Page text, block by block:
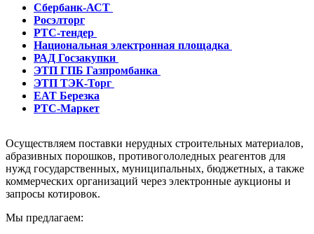
Сбербанк-АСТ
Росэлторг
РТС-тендер
Национальная электронная площадка
РАД Госзакупки
ЭТП ГПБ Газпромбанка
ЭТП ТЭК-Торг
ЕАТ Березка
РТС-Маркет
Осуществляем поставки нерудных строительных материалов,
абразивных порошков, противогололедных реагентов для
нужд государственных, муниципальных, бюджетных, а также
коммерческих организаций через электронные аукционы и
запросы котировок.
Мы предлагаем: